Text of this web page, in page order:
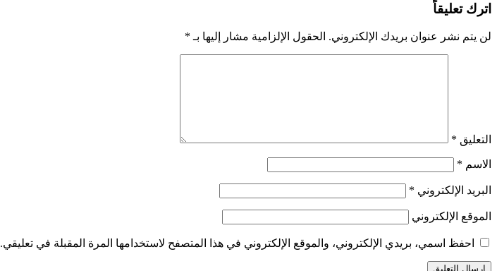
اترك تعليقاً
لن يتم نشر عنوان بريدك الإلكتروني. الحقول الإلزامية مشار إليها بـ *
التعليق *
الاسم *
البريد الإلكتروني *
الموقع الإلكتروني
احفظ اسمي، بريدي الإلكتروني، والموقع الإلكتروني في هذا المتصفح لاستخدامها المرة المقبلة في تعليقي.